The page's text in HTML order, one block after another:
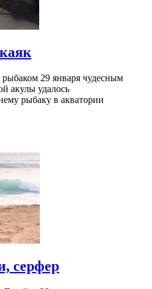
29 января чудесным
акулы удалось
рыбаку в акватории
серфер